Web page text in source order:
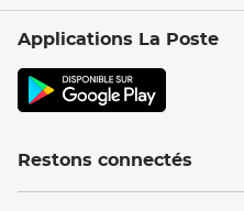
Applications La Poste
Restons connectés